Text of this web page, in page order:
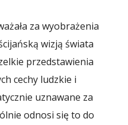
za wyobrażenia
wizją świata
przedstawienia
cechy ludzkie i
uznawane za
odnosi się to do